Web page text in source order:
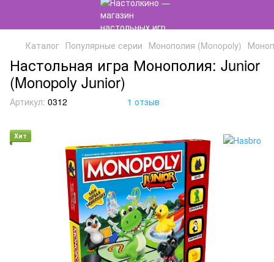
Каталог Популярные серии Монополия (Monopoly)
Настольная игра Монополия: Junior
(Monopoly Junior)
Артикул: 0312 1 отзыв
Хит